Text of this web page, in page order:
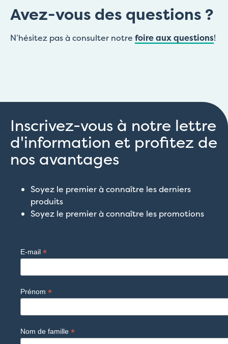
Avez-vous des questions ?
N’hésitez pas à consulter notre foire aux questions!
Inscrivez-vous à notre lettre
d'information et profitez de
nos avantages
Soyez le premier à connaître les derniers
produits
Soyez le premier à connaître les promotions
E-mail *
Prénom *
Nom de famille *